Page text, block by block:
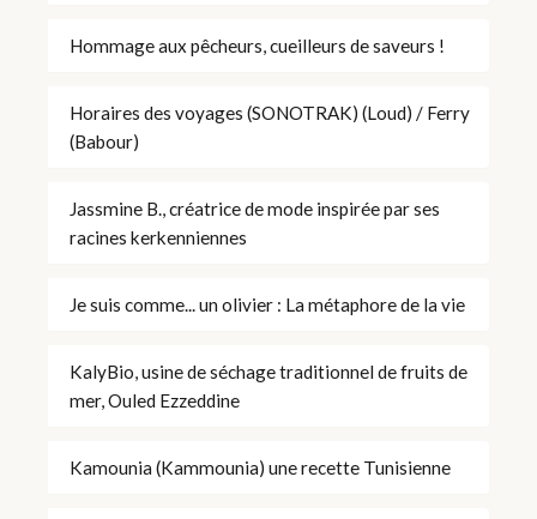
Hommage aux pêcheurs, cueilleurs de saveurs !
Horaires des voyages (SONOTRAK) (Loud) / Ferry
(Babour)
Jassmine B., créatrice de mode inspirée par ses
racines kerkenniennes
Je suis comme... un olivier : La métaphore de la vie
KalyBio, usine de séchage traditionnel de fruits de
mer, Ouled Ezzeddine
Kamounia (Kammounia) une recette Tunisienne